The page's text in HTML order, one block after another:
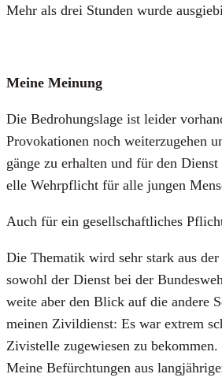
Mehr als drei Stun­den wur­de
Mei­ne Mei­nung
Die Bedro­hungs­la­ge ist lei­der
Pro­vo­ka­tio­nen noch wei­ter­zu­ge­hen
gän­ge zu erhal­ten und für den
el­le Wehr­pflicht für alle jun­gen
Auch für ein gesell­schaft­li­ches
Die The­ma­tik wird sehr stark aus
sowohl der Dienst bei der
wei­te aber den Blick auf die ande­re
mei­nen Zivil­dienst: Es war extrem
Zivistel­le zuge­wie­sen zu
Mei­ne Befürch­tun­gen aus